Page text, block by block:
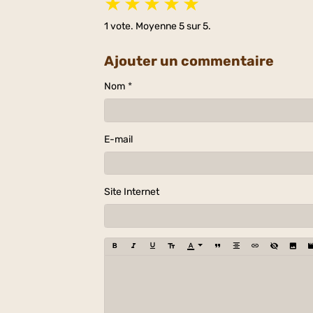
1 vote. Moyenne5sur 5.
Ajouter un commentaire
Nom
E-mail
Site Internet